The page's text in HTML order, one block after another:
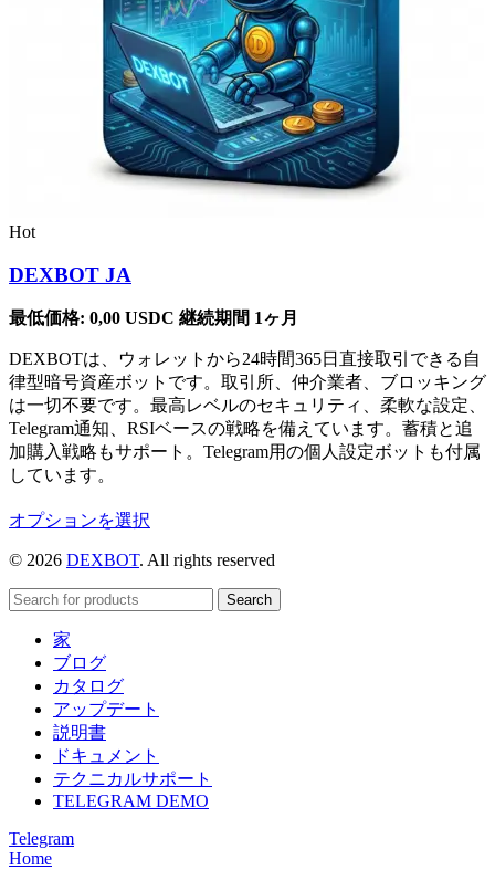
Hot
DEXBOT JA
最低価格: 0,00 USDC 継続期間 1ヶ月
DEXBOTは、ウォレットから24時間365日直接取引できる自
律型暗号資産ボットです。取引所、仲介業者、ブロッキング
は一切不要です。最高レベルのセキュリティ、柔軟な設定、
Telegram通知、RSIベースの戦略を備えています。蓄積と追
加購入戦略もサポート。Telegram用の個人設定ボットも付属
しています。
オプションを選択
商
品
に
の
リ
エ
ー
© 2026 DEXBOT. All rights reserved
Search
家
ブログ
カタログ
アップデート
説明書
ドキュメント
テクニカルサポート
TELEGRAM DEMO
Telegram
Home